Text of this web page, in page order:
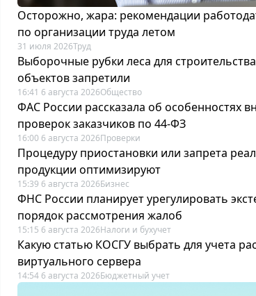
Осторожно, жара: рекомендации
по организации труда летом
31 июля 2026Труд
Выборочные рубки леса для
объектов запретили
16:41 6 августа 2026Общество
ФАС России рассказала об особенностях
проверок заказчиков по 44-ФЗ
16:00 6 августа 2026Проверки
Процедуру приостановки или запрета
продукции оптимизируют
15:39 6 августа 2026Бизнес
ФНС России планирует урегулировать
порядок рассмотрения жалоб
15:15 6 августа 2026Налоги и бухучет
Какую статью КОСГУ выбрать для учета
виртуального сервера
14:54 6 августа 2026Бюджетный учет